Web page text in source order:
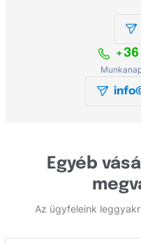
Egyéb
Az ügyfeleink